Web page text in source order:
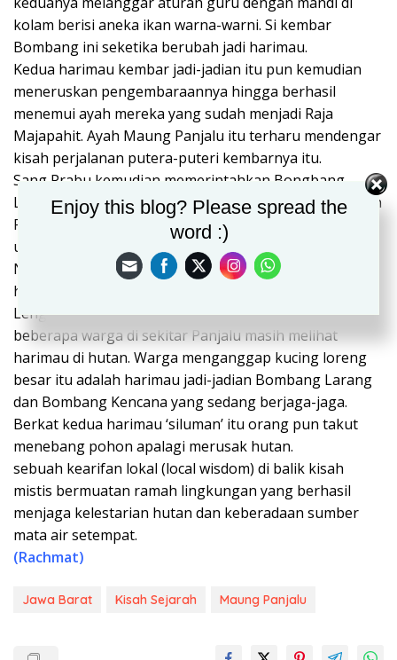
kolam berisi aneka ikan warna-warni. Si kembar
Bombang ini seketika berubah jadi harimau.
Kedua harimau kembar jadi-jadian itu pun kemudian
meneruskan pengembaraannya hingga berhasil
menemui ayah mereka yang sudah menjadi Raja
Majapahit. Ayah Maung Panjalu itu terharu mendengar
kisah perjalanan putera-puteri kembarnya itu.
Sang Prabu kemudian memerintahkan Bongbang
Larang untuk menetap dan menjadi penjaga di Keraton
Pajajaran, sedangkan Bongbang Kancana diberi tugas
untuk menjaga Keraton Majapahit.
Namun banyak orang percaya keduanya tinggal di
hutan Panjalu di pulau yang berada di tengah Situ
Lengkong tersebut. Kabarnya sampai sekarang,
beberapa warga di sekitar Panjalu masih melihat
harimau di hutan. Warga menganggap kucing loreng
besar itu adalah harimau jadi-jadian Bombang Larang
dan Bombang Kencana yang sedang berjaga-jaga.
Berkat kedua harimau ‘siluman’ itu orang pun takut
menebang pohon apalagi merusak hutan.
sebuah kearifan lokal (local wisdom) di balik kisah
mistis bermuatan ramah lingkungan yang berhasil
menjaga kelestarian hutan dan keberadaan sumber
mata air setempat.
(Rachmat)
Jawa Barat Kisah Sejarah Maung Panjalu
Enjoy this blog? Please spread the
word :)